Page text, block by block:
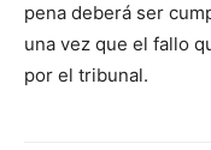
pena deberá ser
una vez que el fallo
por el tribunal.